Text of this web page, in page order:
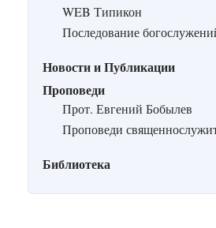
WEB Типикон
Последование
Новости и Публикации
Проповеди
Прот. Евгений Бобылев
Проповеди
Библиотека